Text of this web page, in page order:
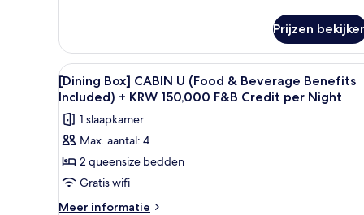
50,000KRW/night
laden
MasionBox]
CABIN
S
10%
Credit
50,000KRW/night
Prijzen
Alle
foto's
voor
[Dining
Box]
CABIN
U
(Food
Een hoog gebouw interieur
8
[Dining Box] CABIN U (Food & Beverage Benefits
Included) + KRW 150,000 F&B Credit per Night
1 slaapkamer
Max. aantal: 4
2 queensize bedden
Gratis wifi
Meer informatie
Meer